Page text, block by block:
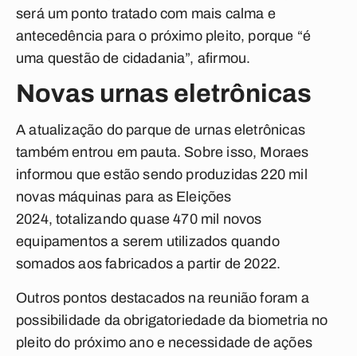
será um ponto tratado com mais calma e
antecedência para o próximo pleito, porque “é
uma questão de cidadania”, afirmou.
Novas urnas eletrônicas
A atualização do parque de urnas eletrônicas
também entrou em pauta. Sobre isso, Moraes
informou que estão sendo produzidas 220 mil
novas máquinas para as Eleições
2024, totalizando quase 470 mil novos
equipamentos a serem utilizados quando
somados aos fabricados a partir de 2022.
Outros pontos destacados na reunião foram a
possibilidade da obrigatoriedade da biometria no
pleito do próximo ano e necessidade de ações